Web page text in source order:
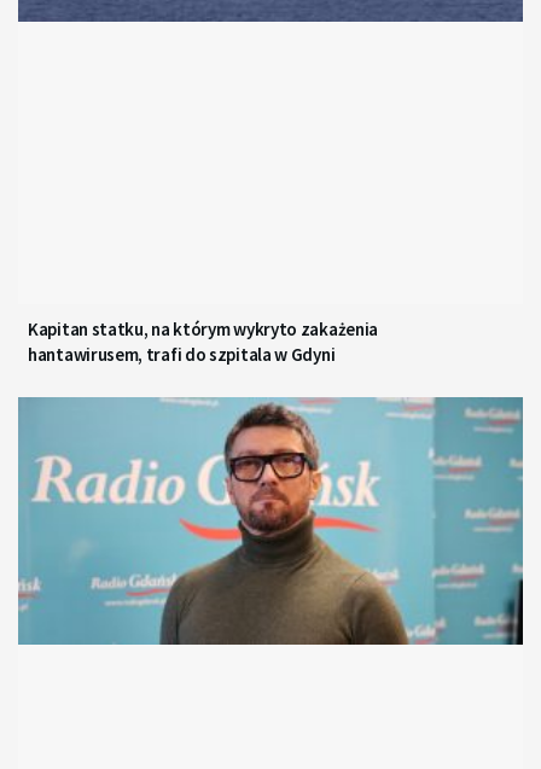
Kapitan statku, na którym wykryto zakażenia
hantawirusem, trafi do szpitala w Gdyni